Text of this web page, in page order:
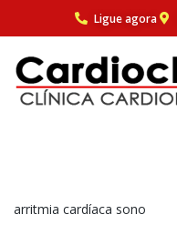
para
o
Ligue agora
arritmia cardíaca sono